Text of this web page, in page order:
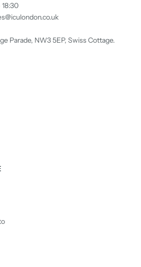
Parade, NW3 5EP, Swiss Cottage.